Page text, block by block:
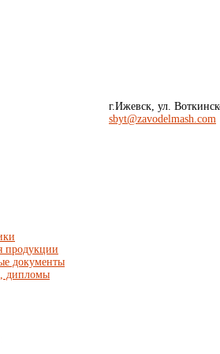
г.Ижевск, ул.
sbyt@zavodelmash.com
продукции
документы
дипломы